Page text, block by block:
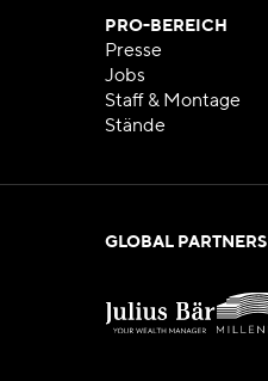
PRO-BEREICH
Presse
Jobs
Staff & Montage
Stände
GLOBAL PARTNERS